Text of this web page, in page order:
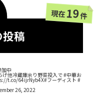
稿
現在19件
中
げ他冷蔵庫余り野菜投入で#中華お
t.co/64ijrNyb4X#フーディスト #
26, 2022